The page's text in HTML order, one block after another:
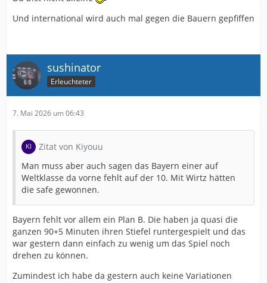
Und international wird auch mal gegen die Bauern gepfiffen
sushinator
Erleuchteter
7. Mai 2026 um 06:43
Zitat von Kiyouu
Man muss aber auch sagen das Bayern einer auf
Weltklasse da vorne fehlt auf der 10. Mit Wirtz hätten
die safe gewonnen.
Bayern fehlt vor allem ein Plan B. Die haben ja quasi die
ganzen 90+5 Minuten ihren Stiefel runtergespielt und das
war gestern dann einfach zu wenig um das Spiel noch
drehen zu können.
Zumindest ich habe da gestern auch keine Variationen